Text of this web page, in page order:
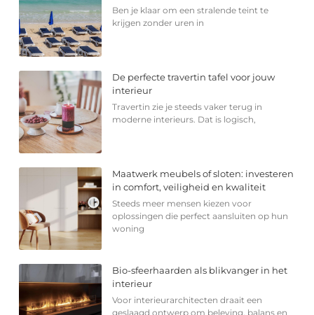
Ben je klaar om een stralende teint te
krijgen zonder uren in
De perfecte travertin tafel voor jouw
interieur
Travertin zie je steeds vaker terug in
moderne interieurs. Dat is logisch,
Maatwerk meubels of sloten: investeren
in comfort, veiligheid en kwaliteit
Steeds meer mensen kiezen voor
oplossingen die perfect aansluiten op hun
woning
Bio-sfeerhaarden als blikvanger in het
interieur
Voor interieurarchitecten draait een
geslaagd ontwerp om beleving, balans en